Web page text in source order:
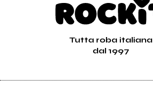
Tutta roba italiana
dal 1997